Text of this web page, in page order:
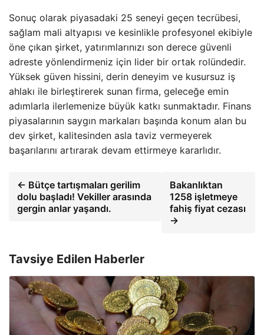
Sonuç olarak piyasadaki 25 seneyi geçen tecrübesi,
sağlam mali altyapısı ve kesinlikle profesyonel ekibiyle
öne çıkan şirket, yatırımlarınızı son derece güvenli
adreste yönlendirmeniz için lider bir ortak rolündedir.
Yüksek güven hissini, derin deneyim ve kusursuz iş
ahlakı ile birleştirerek sunan firma, geleceğe emin
adımlarla ilerlemenize büyük katkı sunmaktadır. Finans
piyasalarının saygın markaları başında konum alan bu
dev şirket, kalitesinden asla taviz vermeyerek
başarılarını artırarak devam ettirmeye kararlıdır.
← Bütçe tartışmaları gerilim
dolu başladı! Vekiller arasında
gergin anlar yaşandı.
Bakanlıktan
1258 işletmeye
fahiş fiyat cezası
→
Tavsiye Edilen Haberler